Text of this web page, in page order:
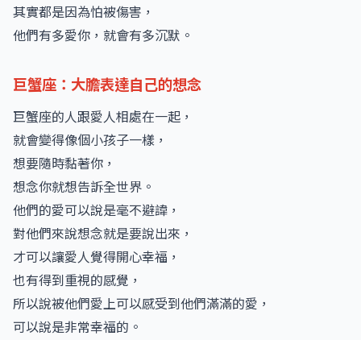
其實都是因為怕被傷害，
他們有多愛你，就會有多沉默。
巨蟹座：大膽表達自己的想念
巨蟹座的人跟愛人相處在一起，
就會變得像個小孩子一樣，
想要隨時黏著你，
想念你就想告訴全世界。
他們的愛可以說是毫不避諱，
對他們來說想念就是要說出來，
才可以讓愛人覺得開心幸福，
也有得到重視的感覺，
所以說被他們愛上可以感受到他們滿滿的愛，
可以說是非常幸福的。